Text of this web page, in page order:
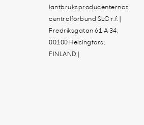
lantbruksproducenternas
centralförbund SLC r.f. |
Fredriksgatan 61 A 34,
00100 Helsingfors,
FINLAND |